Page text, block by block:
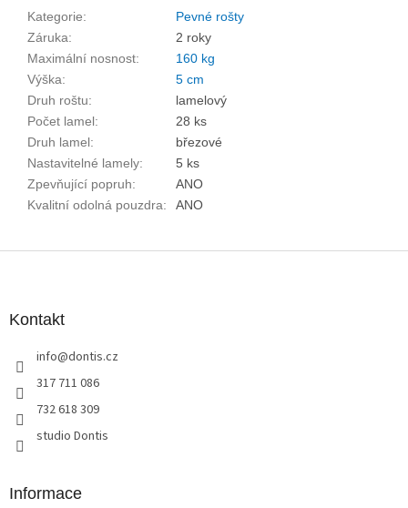
Kategorie:
Pevné rošty
Záruka:
2 roky
Maximální nosnost:
160 kg
Výška:
5 cm
Druh roštu:
lamelový
Počet lamel:
28 ks
Druh lamel:
březové
Nastavitelné lamely:
5 ks
Zpevňující popruh:
ANO
Kvalitní odolná pouzdra: ANO
Kontakt
info@dontis.cz
317 711 086
732 618 309
studio Dontis
Informace